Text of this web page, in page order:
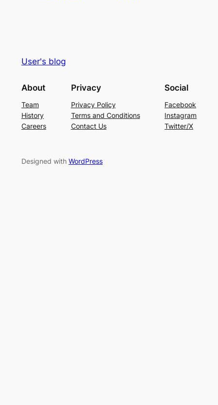
User's blog
About
Team
History
Careers
Privacy
Privacy Policy
Terms and Conditions
Contact Us
Social
Facebook
Instagram
Twitter/X
Designed with WordPress